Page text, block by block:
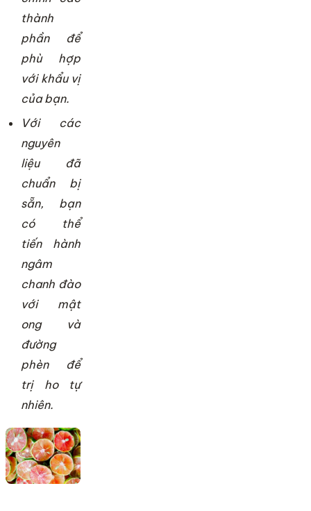
thành
phần để
phù hợp
với khẩu vị
của bạn.
Với các
nguyên
liệu đã
chuẩn bị
sẵn, bạn
có thể
tiến hành
ngâm
chanh đào
với mật
ong và
đường
phèn để
trị ho tự
nhiên.